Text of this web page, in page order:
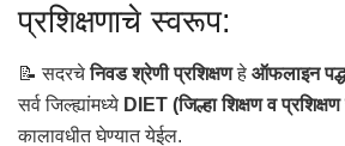
प्रशिक्षणाचे स्वरूप:
📝 सदरचेनिवड श्रेणी प्रशिक्षणहे ऑफलाइन
सर्व जिल्ह्यांमध्ये DIET (जिल्हा शिक्षण व
कालावधीत घेण्यात येईल.